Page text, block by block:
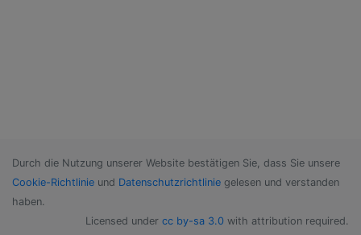
Durch die Nutzung unserer Website bestätigen Sie, dass Sie unsere
Cookie-Richtlinie und Datenschutzrichtlinie gelesen und verstanden
haben.
Licensed under cc by-sa 3.0 with attribution required.